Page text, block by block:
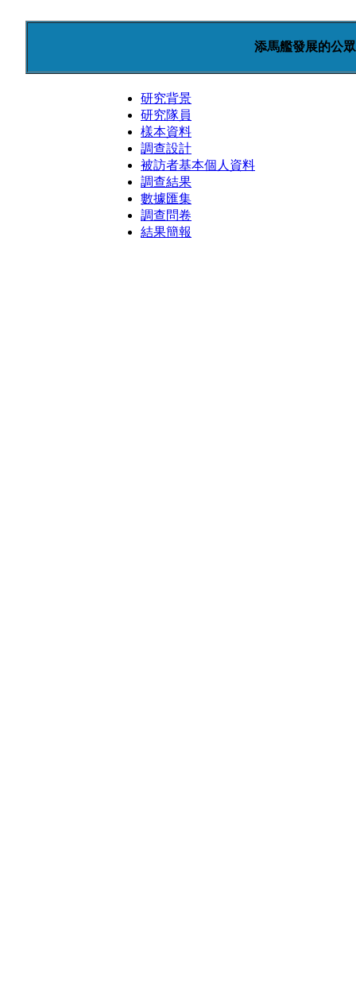
添馬艦發展的公
研究背景
研究隊員
樣本資料
調查設計
被訪者基本個人資料
調查結果
數據匯集
調查問卷
結果簡報